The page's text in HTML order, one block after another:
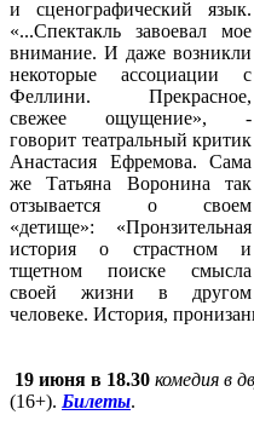
и сценографический язык.
«...Спектакль завоевал мое
внимание. И даже возникли
некоторые ассоциации с
Феллини. Прекрасное,
свежее ощущение», -
говорит театральный критик
Анастасия Ефремова. Сама
же Татьяна Воронина так
отзывается о своем
«детище»: «Пронзительная
история о страстном и
тщетном поиске смысла
своей жизни в другом
человеке. История,
19 июня в 18.30 комедия в
(16+). Билеты.